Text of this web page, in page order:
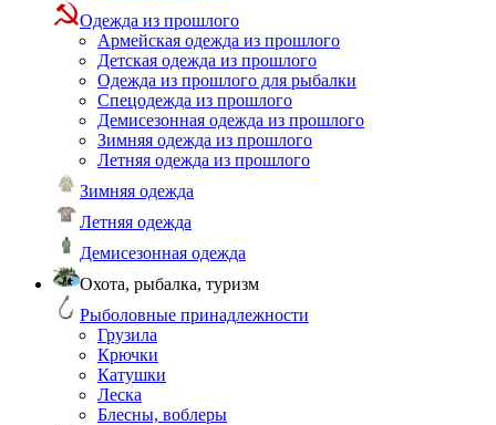
Одежда из прошлого
Армейская одежда из прошлого
Детская одежда из прошлого
Одежда из прошлого для рыбалки
Спецодежда из прошлого
Демисезонная одежда из прошлого
Зимняя одежда из прошлого
Летняя одежда из прошлого
Зимняя одежда
Летняя одежда
Демисезонная одежда
Охота, рыбалка, туризм
Рыболовные принадлежности
Грузила
Крючки
Катушки
Леска
Блесны, воблеры